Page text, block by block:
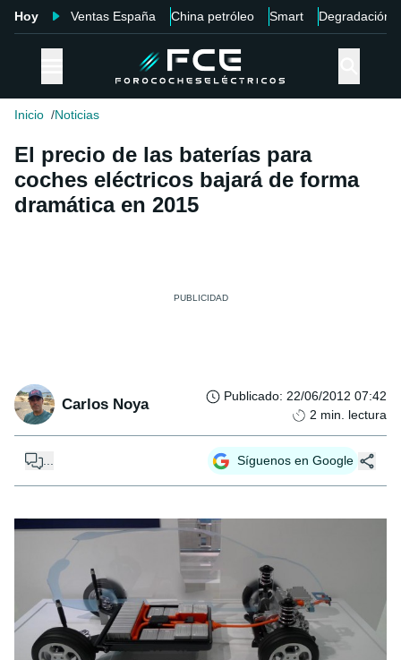
Hoy Ventas España China petróleo Smart Degradación
Inicio Noticias
El precio de las baterías para
coches eléctricos bajará de forma
dramática en 2015
Carlos Noya Publicado: 22/06/2012 07:42
2 min. lectura
... Síguenos en Google